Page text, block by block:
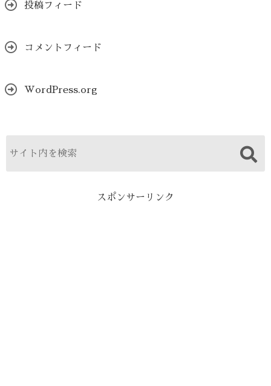
投稿フィード
コメントフィード
WordPress.org
スポンサーリンク